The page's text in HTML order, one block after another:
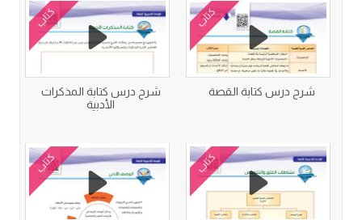
كتاب
شرح درس كتابة القصة
كتاب
شرح درس كتابة المذكرات
الأدبية
كتاب كتاب